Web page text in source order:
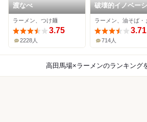
渡なべ
ラーメン、つけ麺
3.75
2228人
破壊的イノベー
3.71
714人
高田馬場×ラーメンのランキング